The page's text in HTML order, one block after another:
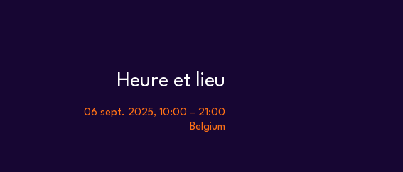
Heure et lieu
06 sept. 2025, 10:00 – 21:00
Belgium